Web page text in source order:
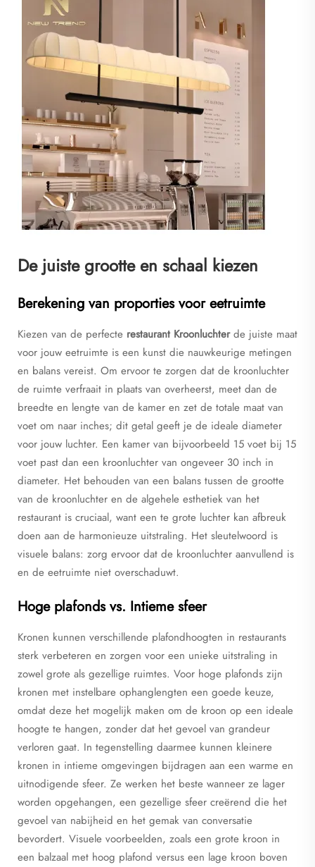
De juiste grootte en schaal kiezen
Berekening van proporties voor eetruimte
Kiezen van de perfecte restaurant Kroonluchterde juiste maat
voor jouw eetruimte is een kunst die nauwkeurige metingen
en balans vereist. Om ervoor te zorgen dat de kroonluchter
de ruimte verfraait in plaats van overheerst, meet dan de
breedte en lengte van de kamer en zet de totale maat van
voet om naar inches; dit getal geeft je de ideale diameter
voor jouw luchter. Een kamer van bijvoorbeeld 15 voet bij 15
voet past dan een kroonluchter van ongeveer 30 inch in
diameter. Het behouden van een balans tussen de grootte
van de kroonluchter en de algehele esthetiek van het
restaurant is cruciaal, want een te grote luchter kan afbreuk
doen aan de harmonieuze uitstraling. Het sleutelwoord is
visuele balans: zorg ervoor dat de kroonluchter aanvullend is
en de eetruimte niet overschaduwt.
Hoge plafonds vs. Intieme sfeer
Kronen kunnen verschillende plafondhoogten in restaurants
sterk verbeteren en zorgen voor een unieke uitstraling in
zowel grote als gezellige ruimtes. Voor hoge plafonds zijn
kronen met instelbare ophanglengten een goede keuze,
omdat deze het mogelijk maken om de kroon op een ideale
hoogte te hangen, zonder dat het gevoel van grandeur
verloren gaat. In tegenstelling daarmee kunnen kleinere
kronen in intieme omgevingen bijdragen aan een warme en
uitnodigende sfeer. Ze werken het beste wanneer ze lager
worden opgehangen, een gezellige sfeer creërend die het
gevoel van nabijheid en het gemak van conversatie
bevordert. Visuele voorbeelden, zoals een grote kroon in
een balzaal met hoog plafond versus een lage kroon boven